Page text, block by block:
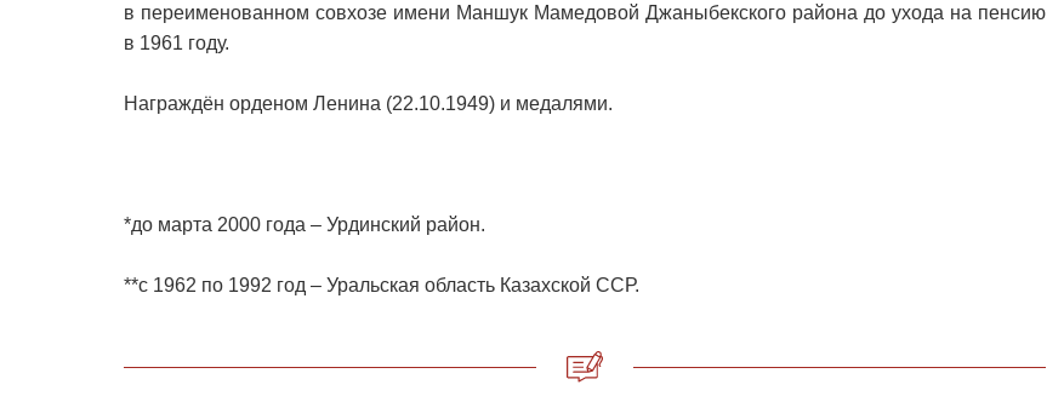
в переименованном совхозе имени Маншук Мамедовой Джаныбекского района до ухода на пенсию
в 1961 году.
Награждён орденом Ленина (22.10.1949) и медалями.
*до марта 2000 года – Урдинский район.
**с 1962 по 1992 год – Уральская область Казахской ССР.